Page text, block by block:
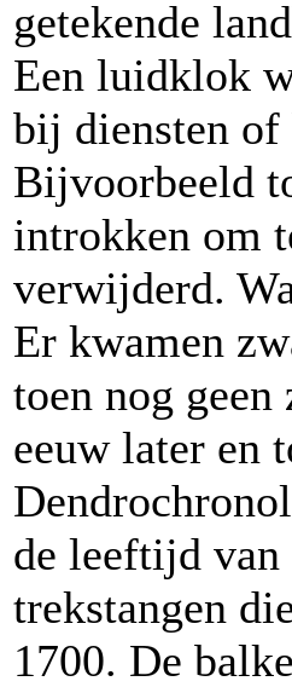
getekende
Een luidklok
bij diensten
Bijvoorbeeld
introkken om
verwijderd.
Er kwamen
toen nog geen
eeuw later en
de leeftijd van
trekstangen
1700. De